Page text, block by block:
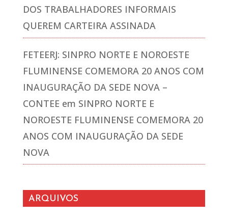
DOS TRABALHADORES INFORMAIS
QUEREM CARTEIRA ASSINADA
FETEERJ: SINPRO NORTE E NOROESTE
FLUMINENSE COMEMORA 20 ANOS COM
INAUGURAÇÃO DA SEDE NOVA –
CONTEE em SINPRO NORTE E
NOROESTE FLUMINENSE COMEMORA 20
ANOS COM INAUGURAÇÃO DA SEDE
NOVA
ARQUIVOS